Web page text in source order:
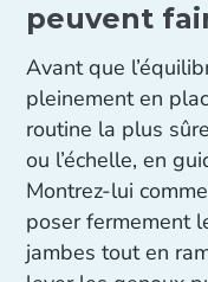
peuvent
Avant que
pleinement en
routine la plus
ou l’échelle, en
Montrez-lui
poser fermement
jambes tout en